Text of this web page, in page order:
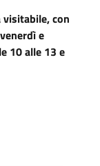
con
e
10 alle 13 e